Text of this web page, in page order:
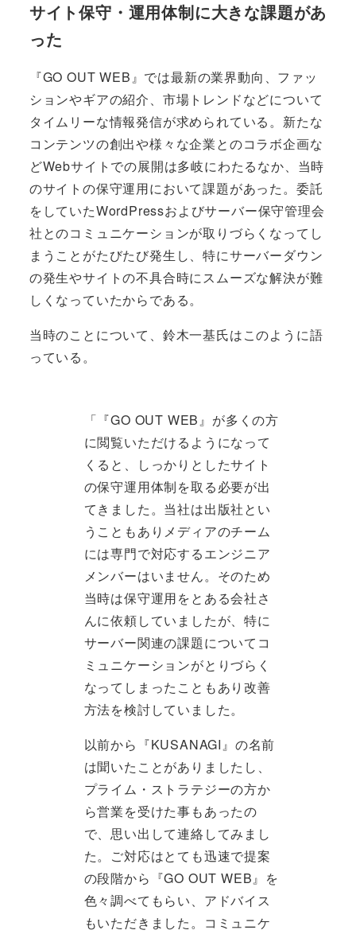
サイト保守・運用体制に大きな課題があ
った
『GO OUT WEB』では最新の業界動向、ファッ
ションやギアの紹介、市場トレンドなどについて
タイムリーな情報発信が求められている。新たな
コンテンツの創出や様々な企業とのコラボ企画な
どWebサイトでの展開は多岐にわたるなか、当時
のサイトの保守運用において課題があった。委託
をしていたWordPressおよびサーバー保守管理会
社とのコミュニケーションが取りづらくなってし
まうことがたびたび発生し、特にサーバーダウン
の発生やサイトの不具合時にスムーズな解決が難
しくなっていたからである。
当時のことについて、鈴木一基氏はこのように語
っている。
「『GO OUT WEB』が多くの方
に閲覧いただけるようになって
くると、しっかりとしたサイト
の保守運用体制を取る必要が出
てきました。当社は出版社とい
うこともありメディアのチーム
には専門で対応するエンジニア
メンバーはいません。そのため
当時は保守運用をとある会社さ
んに依頼していましたが、特に
サーバー関連の課題についてコ
ミュニケーションがとりづらく
なってしまったこともあり改善
方法を検討していました。
以前から『KUSANAGI』の名前
は聞いたことがありましたし、
プライム・ストラテジーの方か
ら営業を受けた事もあったの
で、思い出して連絡してみまし
た。ご対応はとても迅速で提案
の段階から『GO OUT WEB』を
色々調べてもらい、アドバイス
もいただきました。コミュニケ